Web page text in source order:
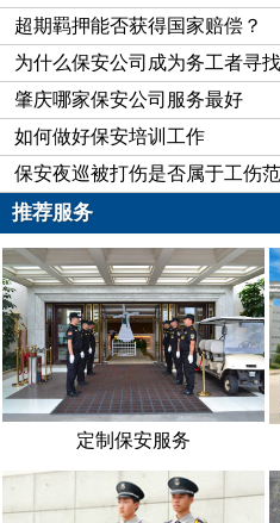
20余年来，公司保安员累计
检查80000余次，消除各类安全
件，为国家、客户和群众挽回经
无”（即无刑事案件、无治安案件
以上，客户满意率达98%以上。
务公司…‘肇庆市社会治安综合
先进单位”等殊荣，已成为管理
规范健全、工作措施得力、工
超期羁押能否获得国家赔偿？
为什么保安公司成为务工者寻
肇庆哪家保安公司服务最好
如何做好保安培训工作
保安夜巡被打伤是否属于工伤
推荐服务
定制保安服务